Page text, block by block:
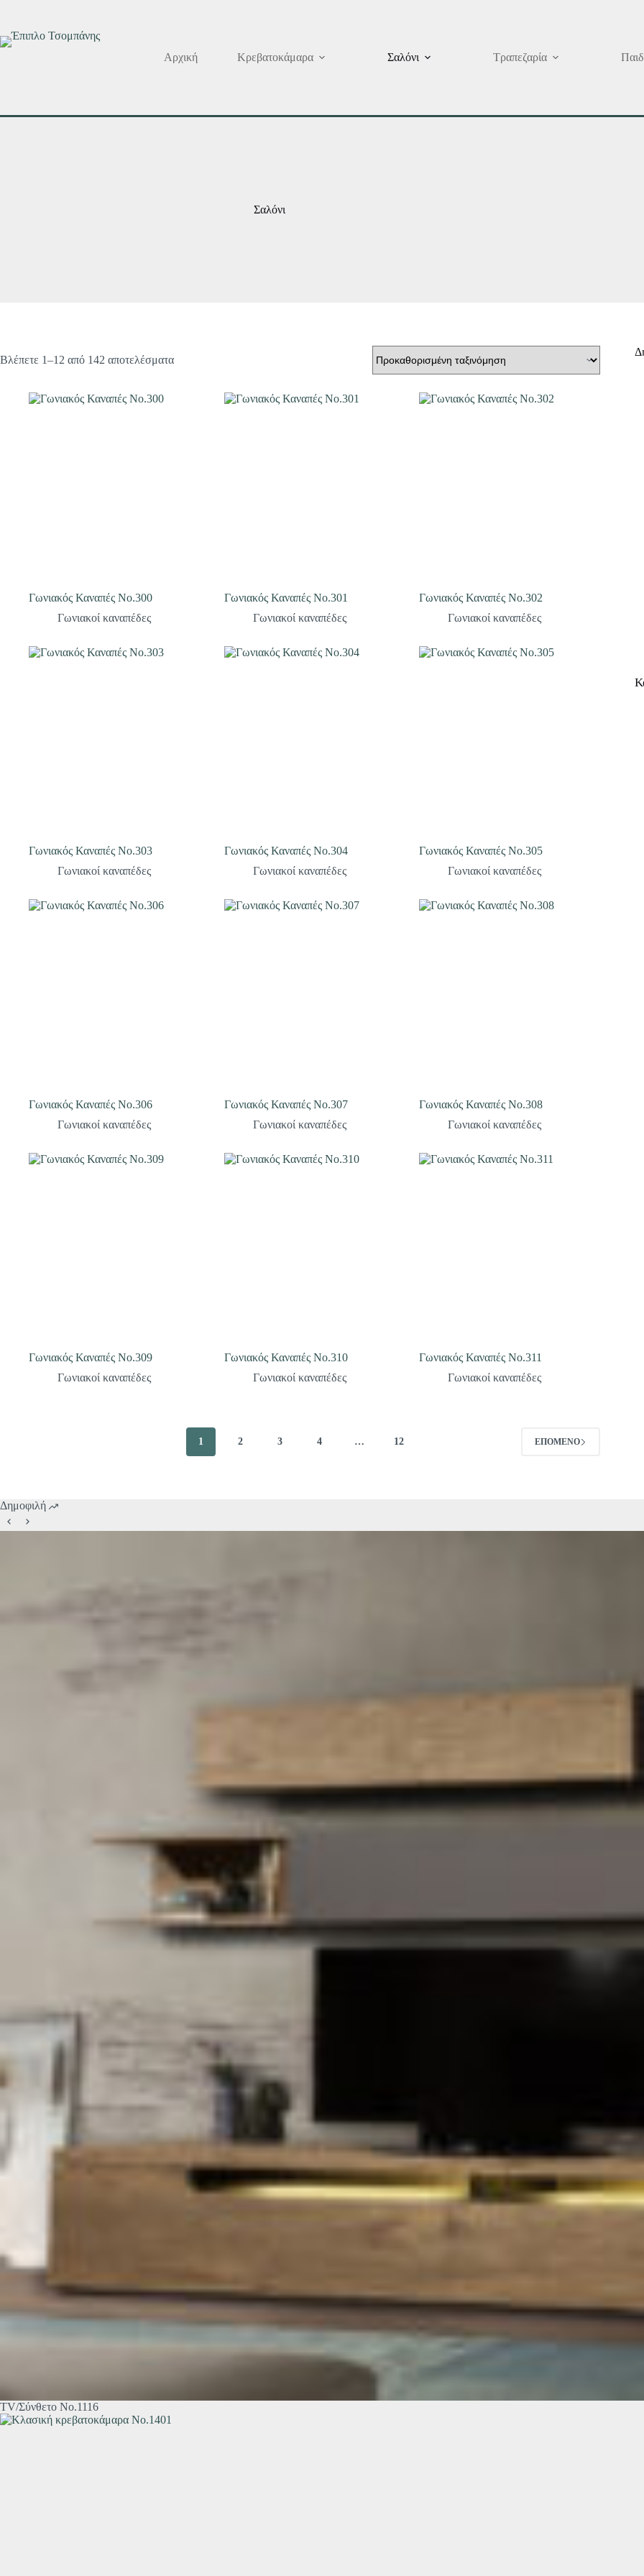
περιεχόμενο
Αρχική Κρεβατοκάμαρα Σαλόνι Τραπεζαρία
Σαλόνι
Βλέπετε 1–12 από 142 αποτελέσματα
Γωνιακός Καναπές Νο.300
Γωνιακοί καναπέδες
Γωνιακός Καναπές Νο.301
Γωνιακοί καναπέδες
Γωνιακός Καναπές Νο.302
Γωνιακοί καναπέδες
Γωνιακός Καναπές Νο.303
Γωνιακοί καναπέδες
Γωνιακός Καναπές Νο.304
Γωνιακοί καναπέδες
Γωνιακός Καναπές Νο.305
Γωνιακοί καναπέδες
Γωνιακός Καναπές Νο.306
Γωνιακοί καναπέδες
Γωνιακός Καναπές Νο.307
Γωνιακοί καναπέδες
Γωνιακός Καναπές Νο.308
Γωνιακοί καναπέδες
Γωνιακός Καναπές Νο.309
Γωνιακοί καναπέδες
Γωνιακός Καναπές Νο.310
Γωνιακοί καναπέδες
Γωνιακός Καναπές Νο.311
Γωνιακοί καναπέδες
1 2 3 4 … 12 ΕΠΌΜΕΝΟ
Δημοφιλή
TV/Σύνθετο Νο.1116